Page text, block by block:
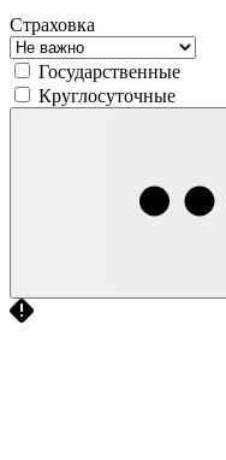
Страховка
Государственные
Круглосуточные